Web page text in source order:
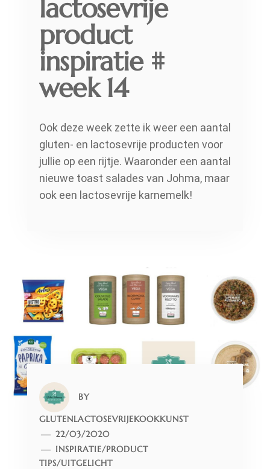
lactosevrije
product
inspiratie #
week 14
Ook deze week zette ik weer een aantal
gluten- en lactosevrije producten voor
jullie op een rijtje. Waaronder een aantal
nieuwe toast salades van Johma, maar
ook een lactosevrije karnemelk!
BY
GLUTENLACTOSEVRIJEKOOKKUNST
22/03/2020
INSPIRATIE/PRODUCT
TIPS/UITGELICHT